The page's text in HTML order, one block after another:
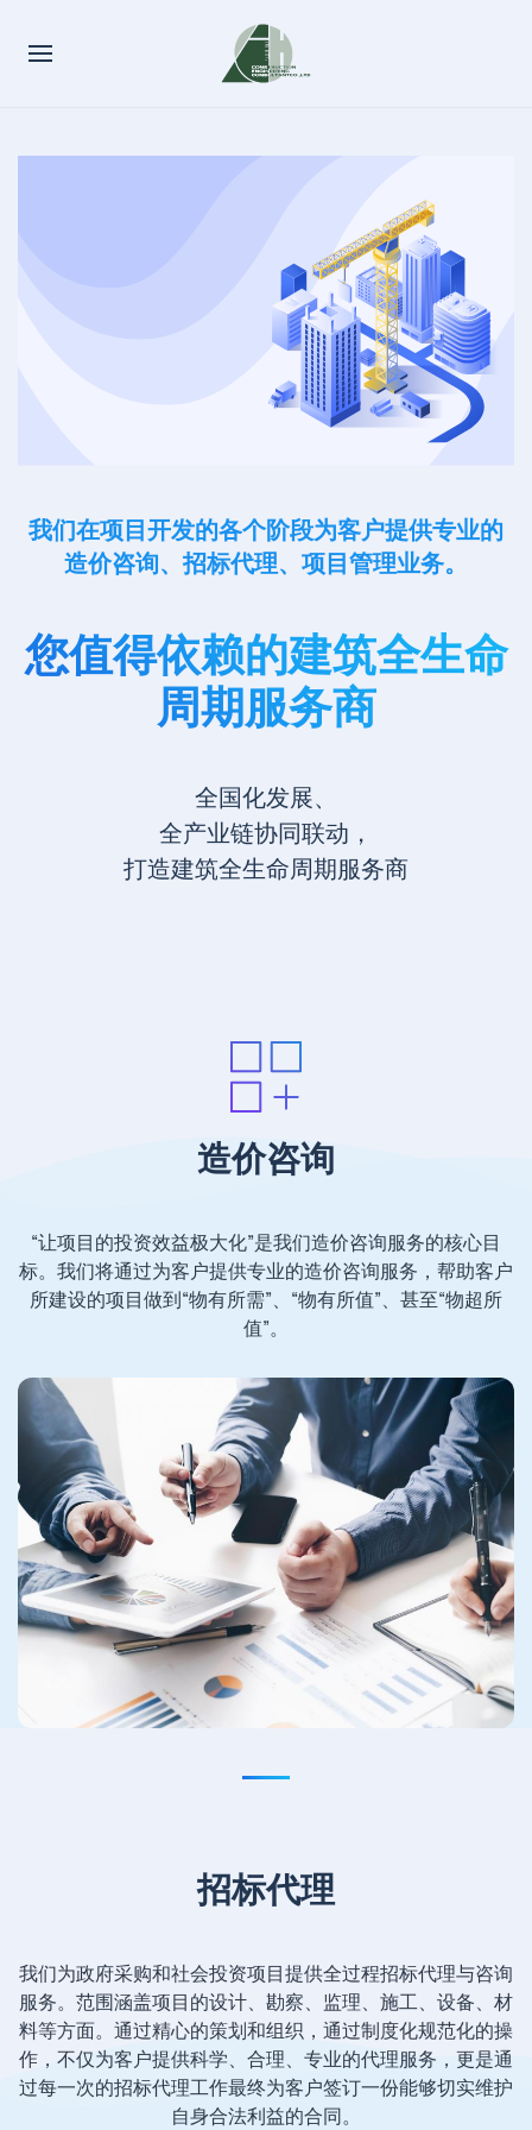
我们在项目开发的各个阶段为客户提供专业的
造价咨询、招标代理、项目管理业务。
您值得依赖的建筑全生命
周期服务商
全国化发展、
全产业链协同联动，
打造建筑全生命周期服务商
造价咨询
“让项目的投资效益极大化”是我们造价咨询服务的核心目
标。我们将通过为客户提供专业的造价咨询服务，帮助客户
所建设的项目做到“物有所需”、“物有所值”、甚至“物超所
值”。
招标代理
我们为政府采购和社会投资项目提供全过程招标代理与咨询
服务。范围涵盖项目的设计、勘察、监理、施工、设备、材
料等方面。通过精心的策划和组织，通过制度化规范化的操
作，不仅为客户提供科学、合理、专业的代理服务，更是通
过每一次的招标代理工作最终为客户签订一份能够切实维护
自身合法利益的合同。